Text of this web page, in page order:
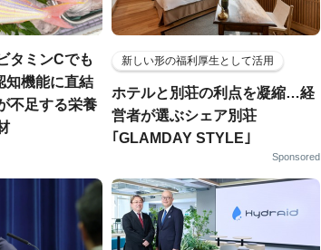
タミンCでも
知機能に直結
不足する栄養
新しい形の福利厚生として活用
ホテルと別荘の利点を凝縮…経
営者が選ぶシェア別荘
｢GLAMDAY STYLE｣
Sponsored